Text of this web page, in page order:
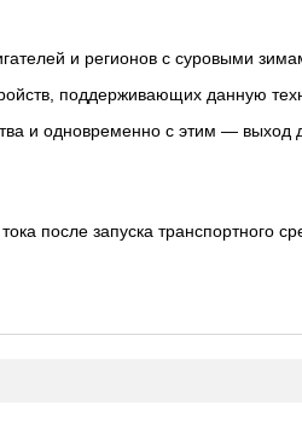
и регионов с суровыми
поддерживающих данную
и одновременно с этим — выход
после запуска транспортного